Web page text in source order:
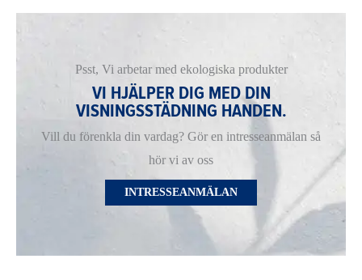
Psst, Vi arbetar med ekologiska produkter
VI HJÄLPER DIG MED DIN
VISNINGSSTÄDNING HANDEN.
Vill du förenkla din vardag? Gör en intresseanmälan så
hör vi av oss
INTRESSEANMÄLAN